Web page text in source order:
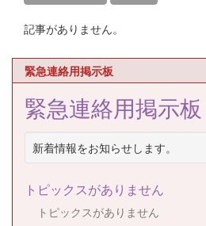
記事がありません。
緊急連絡用掲示板
緊急連絡用掲示板
新着情報をお知らせします。
トピックスがありません
トピックスがありません